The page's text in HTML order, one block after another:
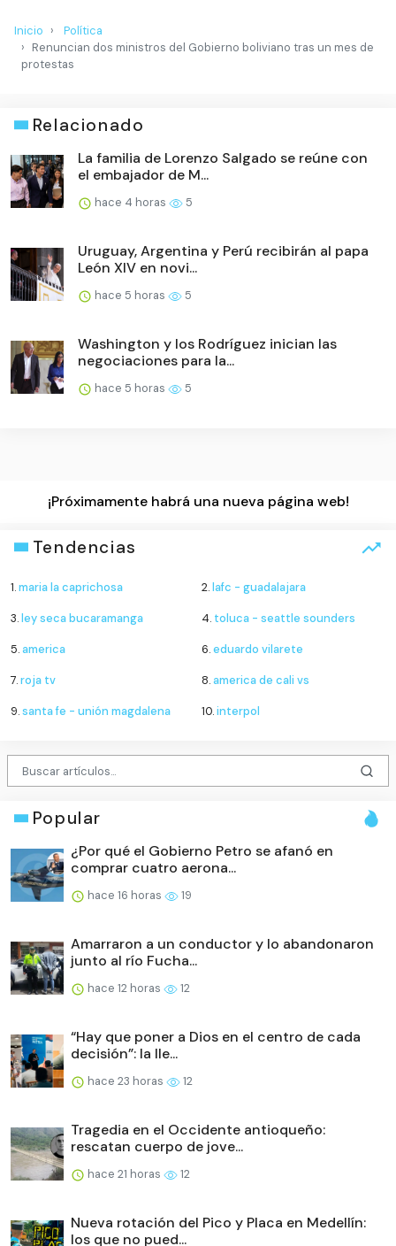
Inicio
Política
Renuncian dos ministros del Gobierno boliviano tras un mes de
protestas
Relacionado
La familia de Lorenzo Salgado se reúne con
el embajador de M...
hace 4 horas 5
Uruguay, Argentina y Perú recibirán al papa
León XIV en novi...
hace 5 horas 5
Washington y los Rodríguez inician las
negociaciones para la...
hace 5 horas 5
¡Próximamente habrá una nueva página web!
Tendencias
1.maria la caprichosa 2.lafc - guadalajara
3.ley seca bucaramanga 4. toluca - seattle sounders
5.america 6.eduardo vilarete
7.roja tv 8.america de cali vs
9.santa fe - unión magdalena 10.interpol
Popular
¿Por qué el Gobierno Petro se afanó en
comprar cuatro aerona...
hace 16 horas 19
Amarraron a un conductor y lo abandonaron
junto al río Fucha...
hace 12 horas 12
“Hay que poner a Dios en el centro de cada
decisión”: la lle...
hace 23 horas 12
Tragedia en el Occidente antioqueño:
rescatan cuerpo de jove...
hace 21 horas 12
Nueva rotación del Pico y Placa en Medellín:
los que no pued...